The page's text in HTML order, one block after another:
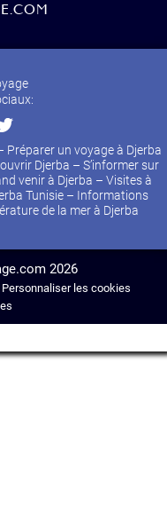
Préparer un voyage à Djerba
Djerba – S’informer sur
venir à Djerba – Visites à
Tunisie – Informations
de la mer à Djerba
2026
Personnaliser les cookies